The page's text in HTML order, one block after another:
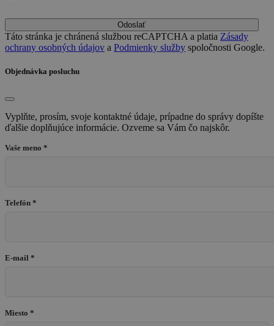
Odoslať
Táto stránka je chránená službou reCAPTCHA a platia Zásady
ochrany osobných údajov a Podmienky služby spoločnosti Google.
Objednávka posluchu
Vyplňte, prosím, svoje kontaktné údaje, prípadne do správy dopíšte
ďalšie doplňujúce informácie. Ozveme sa Vám čo najskôr.
Vaše meno *
Telefón *
E-mail *
Miesto *